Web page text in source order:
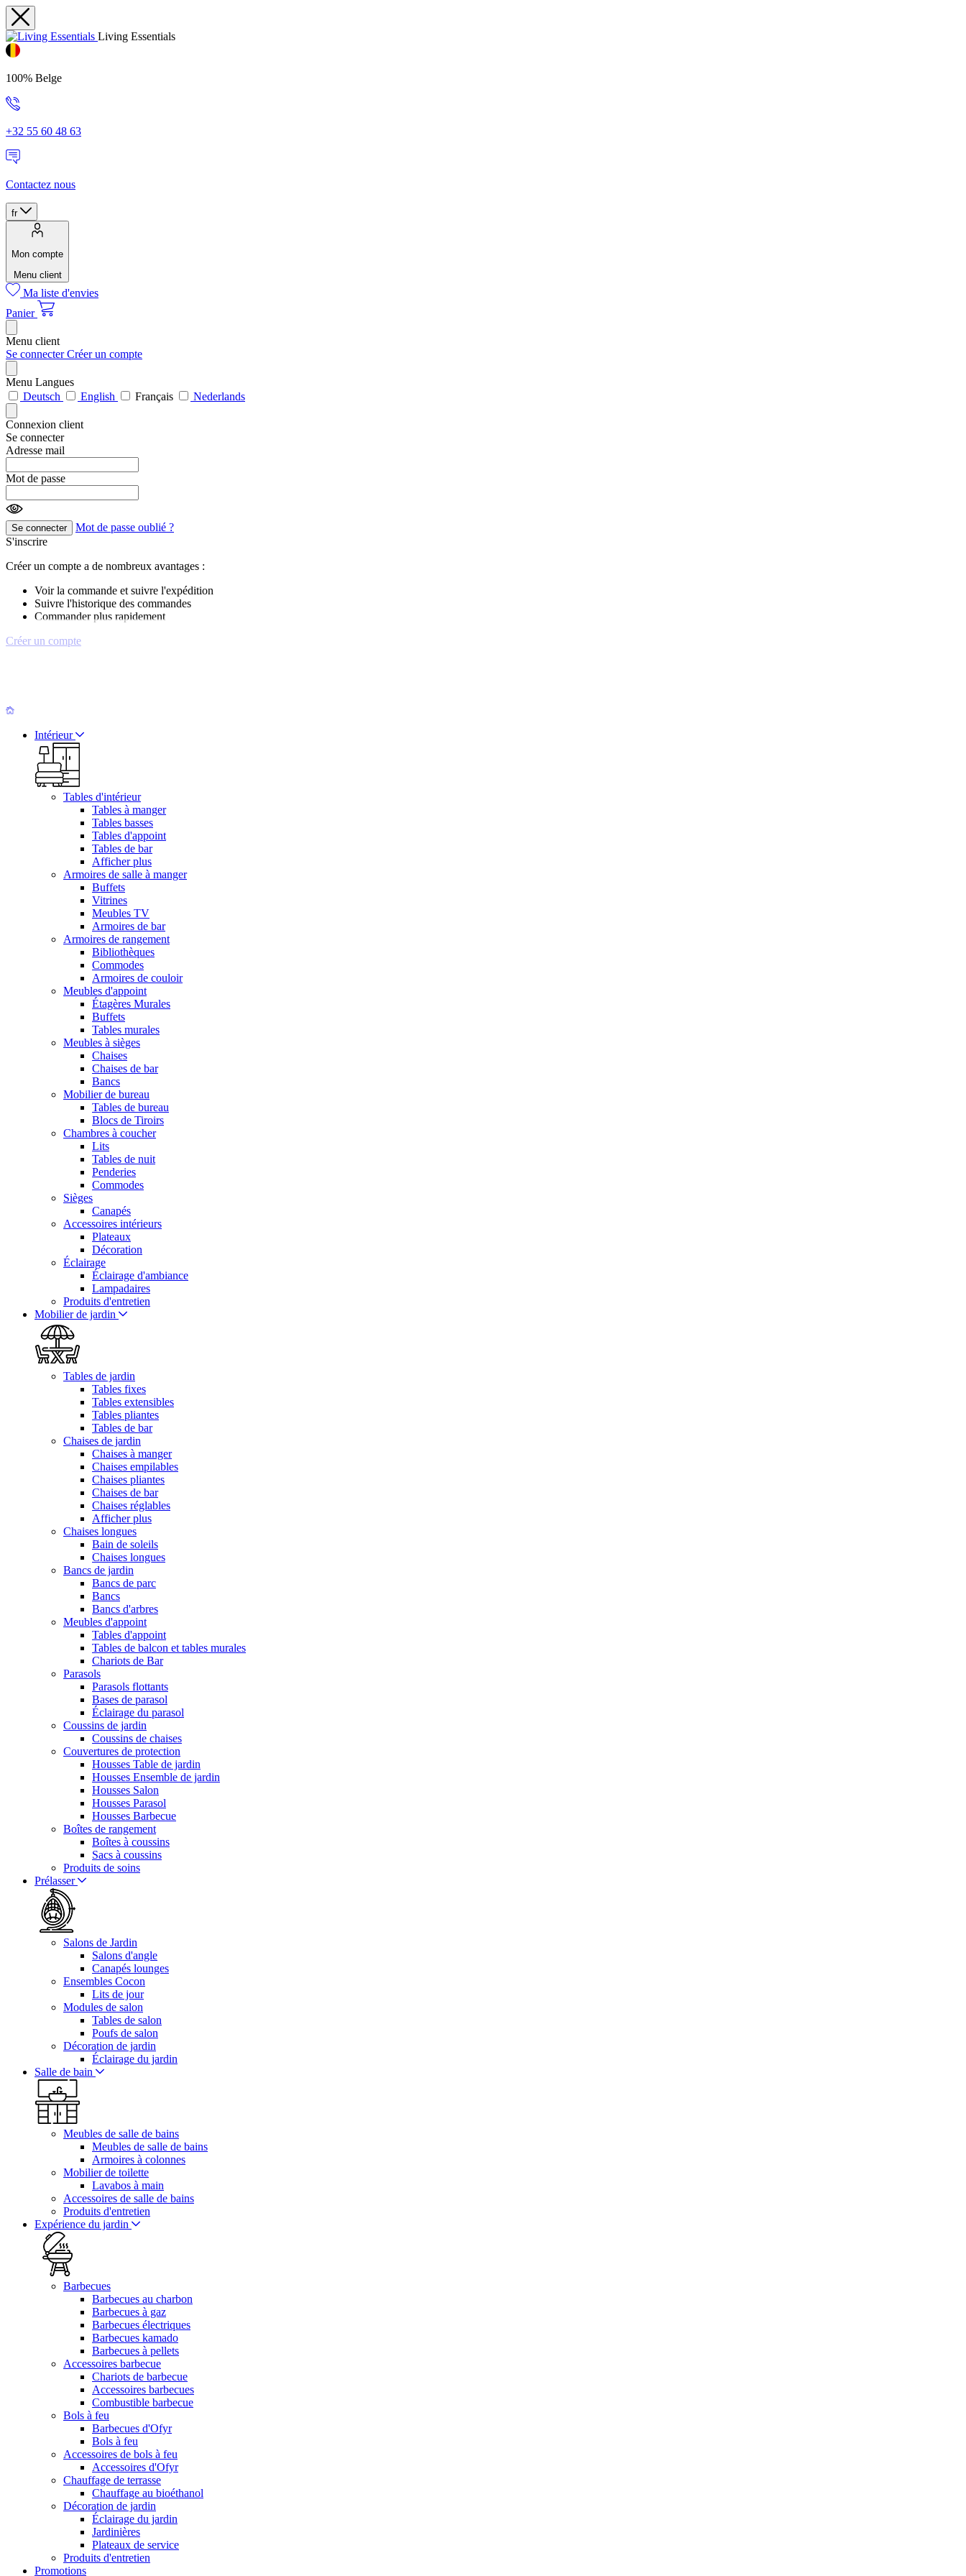
Living Essentials
100% Belge
+32 55 60 48 63
Contactez nous
fr
Mon compte
Menu client
Ma liste d'envies
Panier
Menu client
Se connecterCréer un compte
Menu Langues
Deutsch
English Français Nederlands
Connexion client
Se connecter
Adresse mail
Mot de passe
Se connecter
Mot de passe oublié ?
S'inscrire
Créer un compte a de nombreux avantages :
Voir la commande et suivre l'expédition
Suivre l'historique des commandes
Commander plus rapidement
Créer un compte
Intérieur
Tables d'intérieur
Tables à manger
Tables basses
Tables d'appoint
Tables de bar
Afficher plus
Armoires de salle à manger
Buffets
Vitrines
Meubles TV
Armoires de bar
Armoires de rangement
Bibliothèques
Commodes
Armoires de couloir
Meubles d'appoint
Étagères Murales
Buffets
Tables murales
Meubles à sièges
Chaises
Chaises de bar
Bancs
Mobilier de bureau
Tables de bureau
Blocs de Tiroirs
Chambres à coucher
Lits
Tables de nuit
Penderies
Commodes
Sièges
Canapés
Accessoires intérieurs
Plateaux
Décoration
Éclairage
Éclairage d'ambiance
Lampadaires
Produits d'entretien
Mobilier de jardin
Tables de jardin
Tables fixes
Tables extensibles
Tables pliantes
Tables de bar
Chaises de jardin
Chaises à manger
Chaises empilables
Chaises pliantes
Chaises de bar
Chaises réglables
Afficher plus
Chaises longues
Bain de soleils
Chaises longues
Bancs de jardin
Bancs de parc
Bancs
Bancs d'arbres
Meubles d'appoint
Tables d'appoint
Tables de balcon et tables murales
Chariots de Bar
Parasols
Parasols flottants
Bases de parasol
Éclairage du parasol
Coussins de jardin
Coussins de chaises
Couvertures de protection
Housses Table de jardin
Housses Ensemble de jardin
Housses Salon
Housses Parasol
Housses Barbecue
Boîtes de rangement
Boîtes à coussins
Sacs à coussins
Produits de soins
Prélasser
Salons de Jardin
Salons d'angle
Canapés lounges
Ensembles Cocon
Lits de jour
Modules de salon
Tables de salon
Poufs de salon
Décoration de jardin
Éclairage du jardin
Salle de bain
Meubles de salle de bains
Meubles de salle de bains
Armoires à colonnes
Mobilier de toilette
Lavabos à main
Accessoires de salle de bains
Produits d'entretien
Expérience du jardin
Barbecues
Barbecues au charbon
Barbecues à gaz
Barbecues électriques
Barbecues kamado
Barbecues à pellets
Accessoires barbecue
Chariots de barbecue
Accessoires barbecues
Combustible barbecue
Bols à feu
Barbecues d'Ofyr
Bols à feu
Accessoires de bols à feu
Accessoires d'Ofyr
Chauffage de terrasse
Chauffage au bioéthanol
Décoration de jardin
Éclairage du jardin
Jardinières
Plateaux de service
Produits d'entretien
Promotions